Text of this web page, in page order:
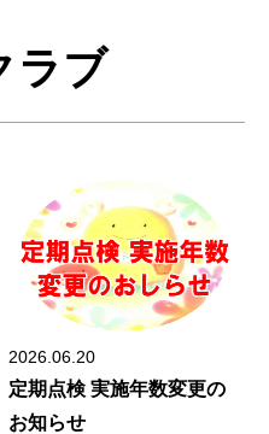
ラブ
2026.06.20
定期点検 実施年数変更の
お知らせ